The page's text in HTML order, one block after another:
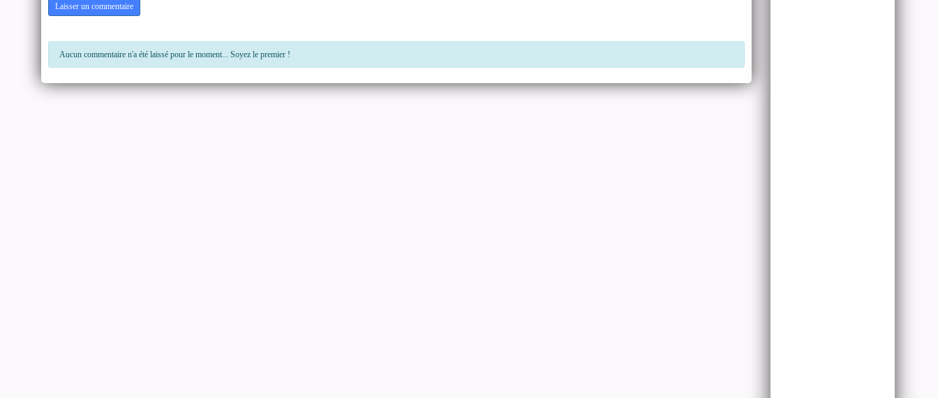
Laisser un commentaire
Aucun commentaire n'a été laissé pour le moment... Soyez le premier !